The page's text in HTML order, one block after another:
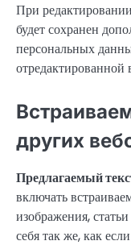
При
будет сохранен
персональных
отредактированной
других
Предлагаемый
включать
изображения,
себя так же, как